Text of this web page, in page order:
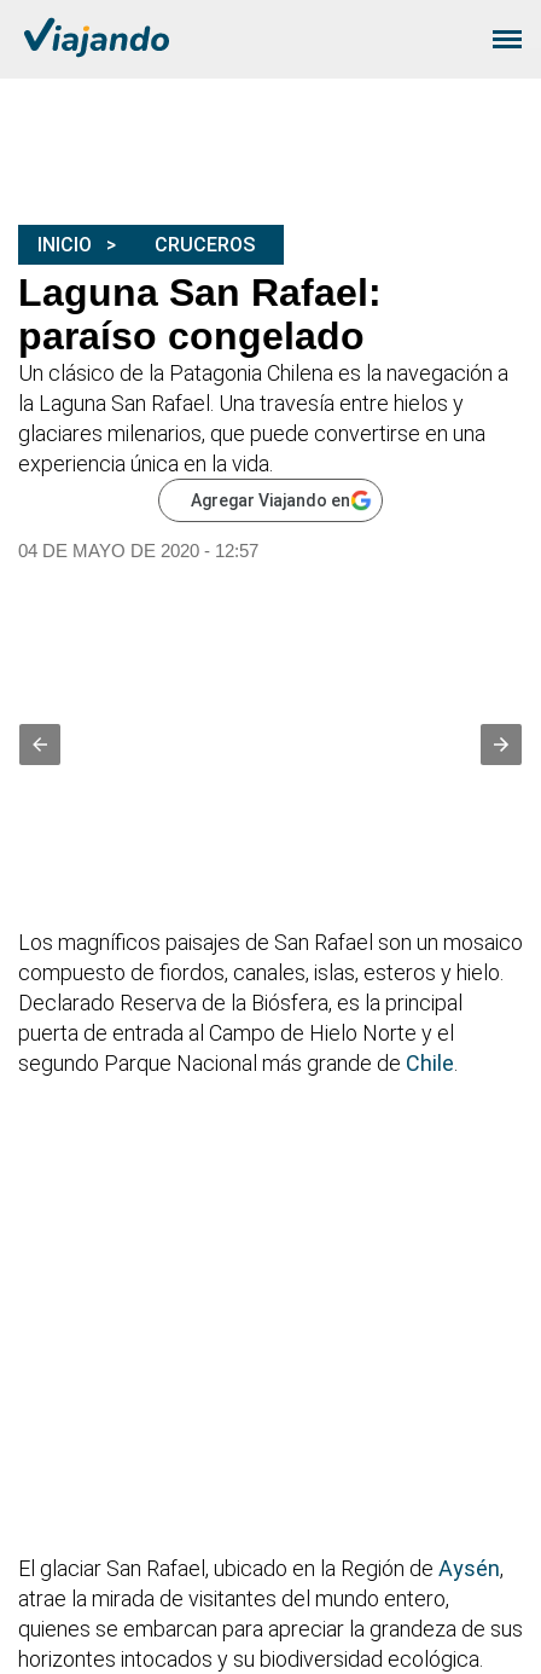
INICIO CRUCEROS
Laguna San Rafael:
paraíso congelado
Un clásico de la Patagonia Chilena es la navegación a
la Laguna San Rafael. Una travesía entre hielos y
glaciares milenarios, que puede convertirse en una
experiencia única en la vida.
Agregar Viajando en
04 DE MAYO DE 2020 - 12:57
Los magníficos paisajes de San Rafael son un mosaico
compuesto de fiordos, canales, islas, esteros y hielo.
Declarado Reserva de la Biósfera, es la principal
puerta de entrada al Campo de Hielo Norte y el
segundo Parque Nacional más grande de Chile.
El glaciar San Rafael, ubicado en la Región de Aysén,
atrae la mirada de visitantes del mundo entero,
quienes se embarcan para apreciar la grandeza de sus
horizontes intocados y su biodiversidad ecológica.